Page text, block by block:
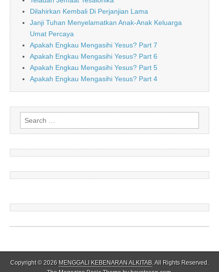
Dilahirkan Kembali Di Perjanjian Lama
Janji Tuhan Menyelamatkan Anak-Anak Keluarga
Umat Percaya
Apakah Engkau Mengasihi Yesus? Part 7
Apakah Engkau Mengasihi Yesus? Part 6
Apakah Engkau Mengasihi Yesus? Part 5
Apakah Engkau Mengasihi Yesus? Part 4
Search
for:
Copyright © 2026 MENGGALI KEBENARAN ALKITAB. All Rights Reserved.